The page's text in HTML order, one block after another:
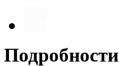
Подробности